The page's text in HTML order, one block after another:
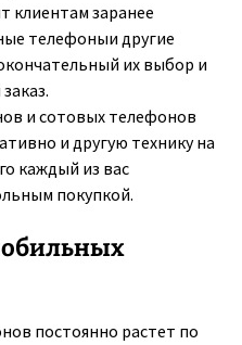
клиентам заранее
телефоныи другие
их выбор и
и сотовых телефонов
и другую технику на
каждый из вас
покупкой.
постоянно растет по